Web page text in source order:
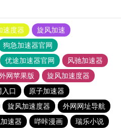
速度器
旋风加速
狗急加速器官网
优途加速器官网
风驰加速器
网苹果版
旋风加速度器
口
原子加速器
旋风加速度器
外网网址导航
速器 哔咔漫画
瑞乐小说